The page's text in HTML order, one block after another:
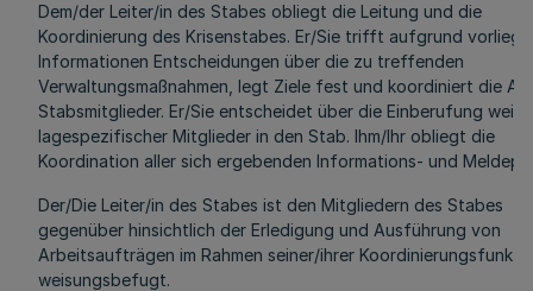
Dem/der Leiter/in des Stabes obliegt die Leitung und die
Koordinierung des Krisenstabes. Er/Sie trifft aufgrund
Informationen Entscheidungen über die zu treffenden
Verwaltungsmaßnahmen, legt Ziele fest und koordiniert die
Stabsmitglieder. Er/Sie entscheidet über die Einberufung
lagespezifischer Mitglieder in den Stab. Ihm/Ihr obliegt die
Koordination aller sich ergebenden Informations- und
Der/Die Leiter/in des Stabes ist den Mitgliedern des Stabes
gegenüber hinsichtlich der Erledigung und Ausführung von
Arbeitsaufträgen im Rahmen seiner/ihrer
weisungsbefugt.